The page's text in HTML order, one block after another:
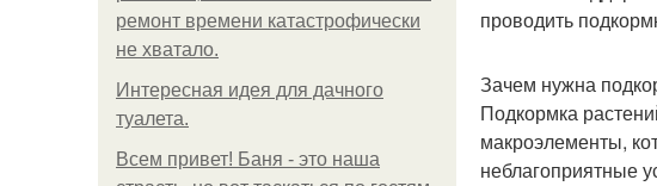
ремонт времени катастрофически
не хватало.
Интересная идея для дачного
туалета.
Всем привет! Баня - это наша
проводить
Зачем нужна
Подкормка
макроэлементы,
неблагоприятные